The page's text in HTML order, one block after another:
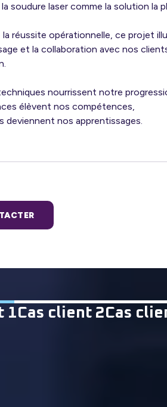
soudure laser comme la solution la
la réussite opérationnelle, ce projet
et la collaboration avec nos
nourrissent notre
élèvent nos compétences,
deviennent nos apprentissages.
1Cas client 2Cas